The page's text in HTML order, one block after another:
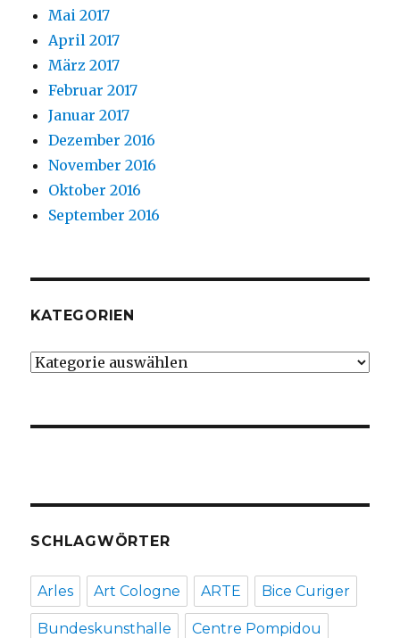
Mai 2017
April 2017
März 2017
Februar 2017
Januar 2017
Dezember 2016
November 2016
Oktober 2016
September 2016
KATEGORIEN
Kategorien
SCHLAGWÖRTER
Arles Art Cologne ARTE Bice Curiger
Bundeskunsthalle Centre Pompidou